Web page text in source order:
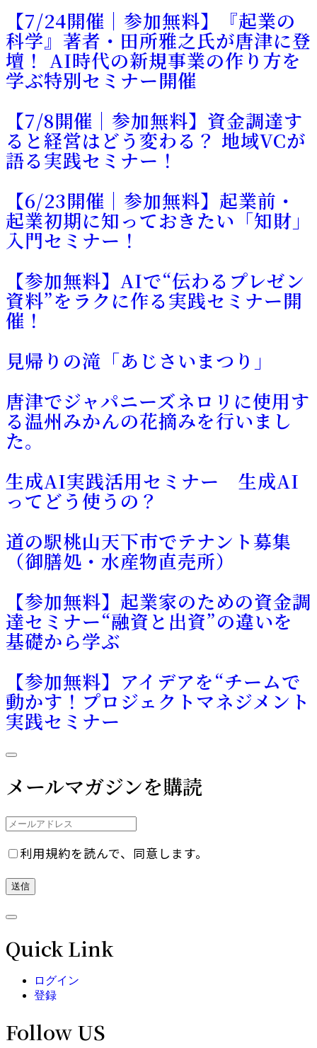
【7/24開催｜参加無料】『起業の
科学』著者・田所雅之氏が唐津に登
壇！ AI時代の新規事業の作り方を
学ぶ特別セミナー開催
【7/8開催｜参加無料】資金調達す
ると経営はどう変わる？ 地域VCが
語る実践セミナー！
【6/23開催｜参加無料】起業前・
起業初期に知っておきたい「知財」
入門セミナー！
【参加無料】AIで“伝わるプレゼン
資料”をラクに作る実践セミナー開
催！
見帰りの滝「あじさいまつり」
唐津でジャパニーズネロリに使用す
る温州みかんの花摘みを行いまし
た。
生成AI実践活用セミナー 生成AI
ってどう使うの？
道の駅桃山天下市でテナント募集
（御膳処・水産物直売所）
【参加無料】起業家のための資金調
達セミナー“融資と出資”の違いを
基礎から学ぶ
【参加無料】アイデアを“チームで
動かす！プロジェクトマネジメント
実践セミナー
メールマガジンを購読
利用規約を読んで、同意します。
Quick Link
ログイン
登録
Follow US